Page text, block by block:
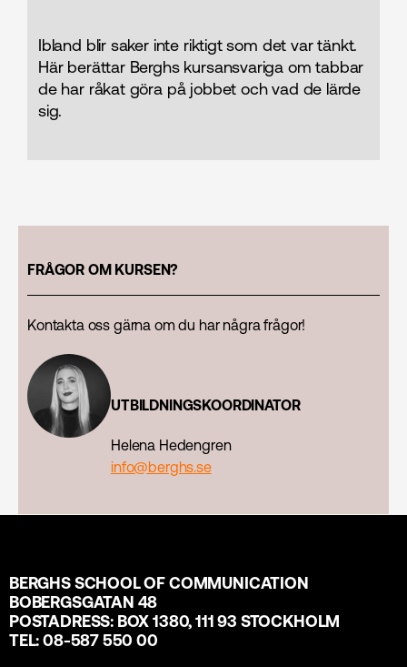
Ibland blir saker inte riktigt som det var tänkt.
Här berättar Berghs kursansvariga om tabbar
de har råkat göra på jobbet och vad de lärde
sig.
FRÅGOR OM KURSEN?
Kontakta oss gärna om du har några frågor!
UTBILDNINGSKOORDINATOR
Helena Hedengren
info@berghs.se
BERGHS SCHOOL OF COMMUNICATION
BOBERGSGATAN 48
POSTADRESS: BOX 1380, 111 93 STOCKHOLM
TEL: 08-587 550 00